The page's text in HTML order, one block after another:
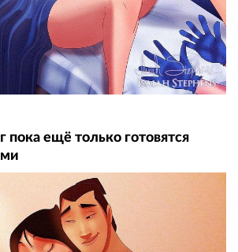
ещё только готовятся